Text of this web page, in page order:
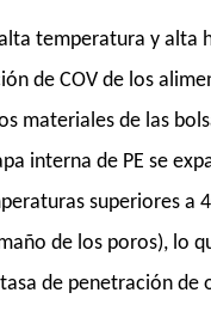
temperatura y alta
de COV de los
materiales de las
interna de PE se
superiores a
de los poros), lo
de penetración de